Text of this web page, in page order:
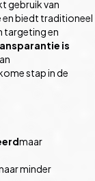
gebruik van
biedt traditioneel
targeting en
is
stap in de
maar
minder